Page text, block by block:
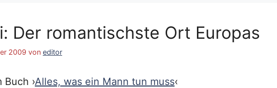
Der romantischste Ort Europas
2009 von editor
Buch ›Alles, was ein Mann tun muss‹